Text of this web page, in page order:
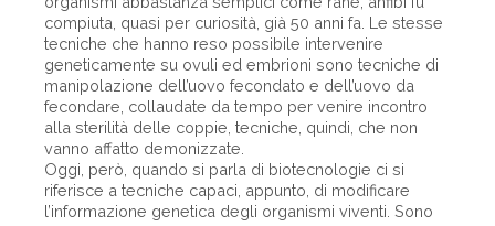
compiuta, quasi per curiosità, già 50 anni fa. Le stesse
tecniche che hanno reso possibile intervenire
geneticamente su ovuli ed embrioni sono tecniche di
manipolazione dell’uovo fecondato e dell’uovo da
fecondare, collaudate da tempo per venire incontro
alla sterilità delle coppie, tecniche, quindi, che non
vanno affatto demonizzate.
Oggi, però, quando si parla di biotecnologie ci si
riferisce a tecniche capaci, appunto, di modificare
l’informazione genetica degli organismi viventi. Sono